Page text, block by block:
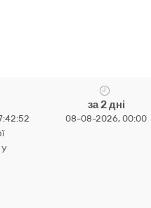
у
за 2 дні
08-08-2026, 00:00